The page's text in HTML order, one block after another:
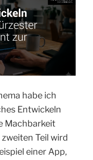
habe ich
Entwickeln
Machbarkeit
Teil wird
einer App,